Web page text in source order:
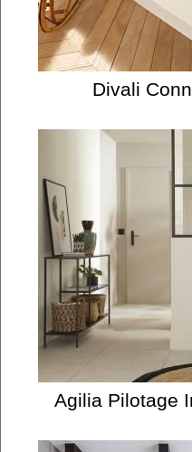
Divali
Agilia Pilotage